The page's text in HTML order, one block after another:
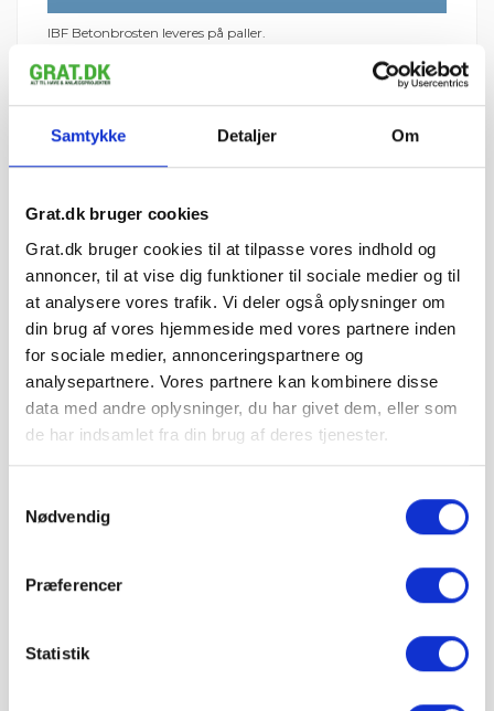
Samtykke Detaljer Om
Grat.dk bruger cookies
Grat.dk bruger cookies til at tilpasse vores indhold og
annoncer, til at vise dig funktioner til sociale medier og til
at analysere vores trafik. Vi deler også oplysninger om
din brug af vores hjemmeside med vores partnere inden
for sociale medier, annonceringspartnere og
analysepartnere. Vores partnere kan kombinere disse
data med andre oplysninger, du har givet dem, eller som
de har indsamlet fra din brug af deres tjenester.
Nødvendig
Præferencer
Statistik
IBF Betonbrosten leveres på paller.
Vejledende info
Antal pr. m²:
Op til 7 paller: Sjælland: 1675 kr.
Fra 8 paller: Gratis!
IBF Paller:
Depositum pr. palle: 195 kr.
Ved returnering af IBF paller gives 125 kr. retur.
Hos Grat får du: